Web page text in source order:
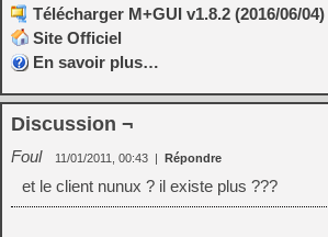
Télécharger M+GUI v1.8.2 (2016/06/
Site Officiel
En savoir plus…
Discussion ¬
Foul 11/01/2011, 00:43 | Répondre
et le client nunux ? il existe plus ???